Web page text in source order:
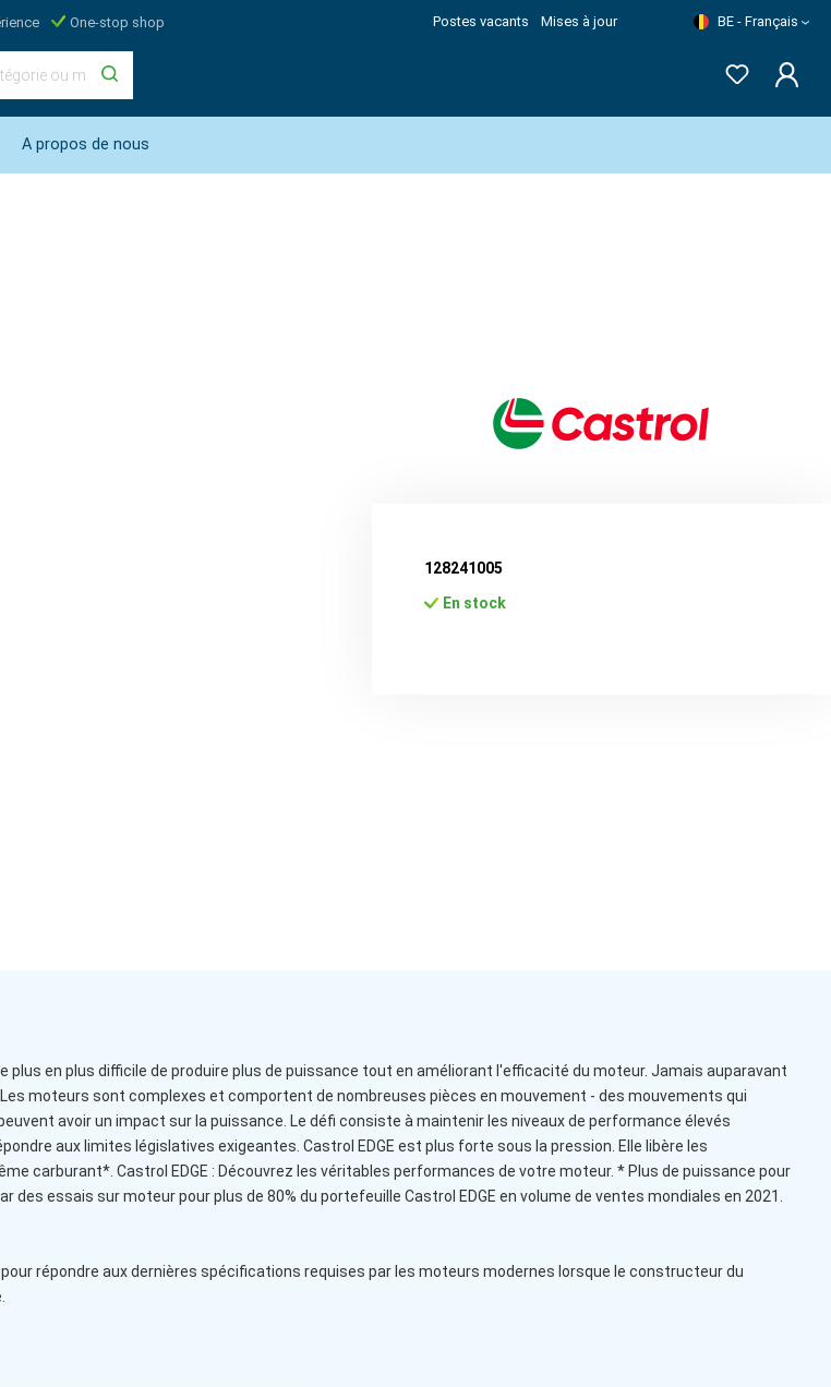
One-stop shop Postes vacants Mises à jour BE - Français
A propos de nous
128241005
En stock
en plus difficile de produire plus de puissance tout en améliorant l'efficacité du moteur. Jamais auparavant
moteurs sont complexes et comportent de nombreuses pièces en mouvement - des mouvements qui
avoir un impact sur la puissance. Le défi consiste à maintenir les niveaux de performance élevés
aux limites législatives exigeantes. Castrol EDGE est plus forte sous la pression. Elle libère les
carburant*. Castrol EDGE : Découvrez les véritables performances de votre moteur. * Plus de puissance pour
essais sur moteur pour plus de 80% du portefeuille Castrol EDGE en volume de ventes mondiales en 2021.
répondre aux dernières spécifications requises par les moteurs modernes lorsque le constructeur du